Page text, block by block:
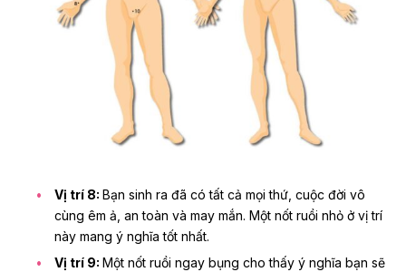
Vị trí 8: Bạn sinh ra đã có tất cả mọi thứ, cuộc đời vô
cùng êm ả, an toàn và may mắn. Một nốt ruồi nhỏ ở vị trí
này mang ý nghĩa tốt nhất.
Vị trí 9: Một nốt ruồi ngay bụng cho thấy ý nghĩa bạn sẽ